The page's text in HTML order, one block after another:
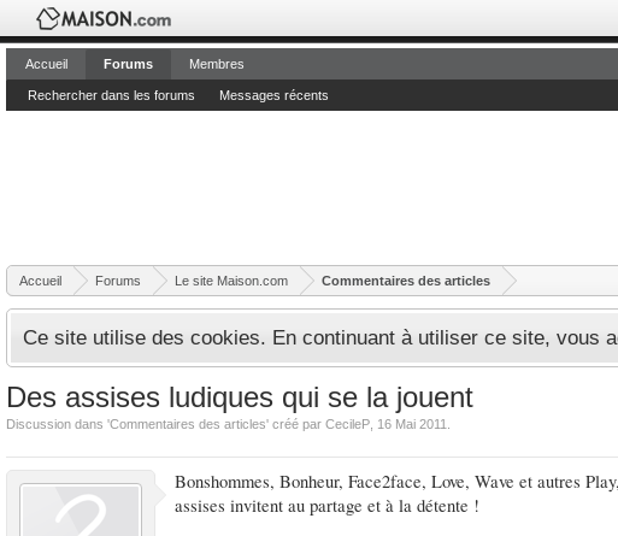
Accueil Forums Le site Maison.com Commentaires des articles
Ce site utilise des cookies. En continuant à utiliser ce site, vous
Des assises ludiques qui se la jouent
Discussion dans 'Commentaires des articles' créé par CecileP 16 Mai 2011
Bonshommes, Bonheur, Face2face, Love, Wave et autres
assises invitent au partage et à la détente !
Accueil Forums
Rechercher dans les forums Messages récents
Membres